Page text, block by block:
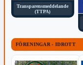
Transparensmeddelande
(TTPA)
FÖRENINGAR - IDROTT